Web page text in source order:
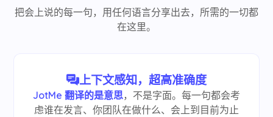
把会上说的每一句，用任何语言分享出去，所需的一切都
在这里。
上下文感知，超高准确度
JotMe 翻译的是意思，不是字面。每一句都会考
虑谁在发言、你团队在做什么、会上到目前为止